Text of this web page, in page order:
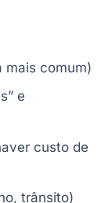
mais comum)
e
custo de
trânsito)